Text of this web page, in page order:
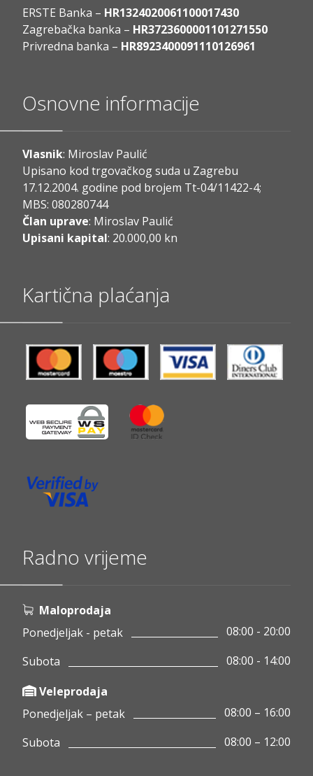
ERSTE Banka – HR1324020061100017430
Zagrebačka banka – HR3723600001101271550
Privredna banka – HR8923400091110126961
Osnovne informacije
Vlasnik: Miroslav Paulić
Upisano kod trgovačkog suda u Zagrebu
17.12.2004. godine pod brojem Tt-04/11422-4;
MBS: 080280744
Član uprave: Miroslav Paulić
Upisani kapital: 20.000,00 kn
Kartična plaćanja
Radno vrijeme
Maloprodaja
Ponedjeljak - petak
08:00 - 20:00
Subota
08:00 - 14:00
Veleprodaja
Ponedjeljak – petak
08:00 – 16:00
Subota
08:00 – 12:00